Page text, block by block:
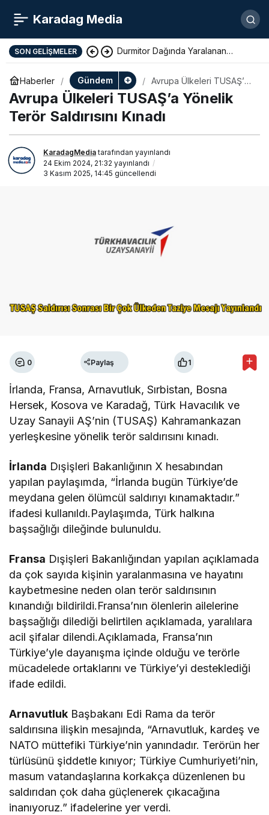
Karadag Media
SON GELIŞMELER Durmitor Dağında Yaralanan
Yunan Turist Başarıyla Kurtarıldı
Haberler Gündem
Avrupa Ülkeleri TUSAŞ’a
Yönelik Terör Saldırısını
Kınadı
Avrupa Ülkeleri TUSAŞ’a Yönelik
Terör Saldırısını Kınadı
KaradagMediatarafından yayınlandı
24 Ekim 2024, 21:32 yayınlandı
3 Kasım 2025, 14:45 güncellendi
0 Paylaş 1
İrlanda, Fransa, Arnavutluk, Sırbistan, Bosna
Hersek, Kosova ve Karadağ, Türk Havacılık ve
Uzay Sanayii AŞ’nin (TUSAŞ) Kahramankazan
yerleşkesine yönelik terör saldırısını kınadı.
İrlanda Dışişleri Bakanlığının X hesabından
yapılan paylaşımda, “İrlanda bugün Türkiye’de
meydana gelen ölümcül saldırıyı kınamaktadır.”
ifadesi kullanıldı.Paylaşımda, Türk halkına
başsağlığı dileğinde bulunuldu.
Fransa Dışişleri Bakanlığından yapılan açıklamada
da çok sayıda kişinin yaralanmasına ve hayatını
kaybetmesine neden olan terör saldırısının
kınandığı bildirildi.Fransa’nın ölenlerin ailelerine
başsağlığı dilediği belirtilen açıklamada, yaralılara
acil şifalar dilendi.Açıklamada, Fransa’nın
Türkiye’yle dayanışma içinde olduğu ve terörle
mücadelede ortaklarını ve Türkiye’yi desteklediği
ifade edildi.
Arnavutluk Başbakanı Edi Rama da terör
saldırısına ilişkin mesajında, “Arnavutluk, kardeş ve
NATO müttefiki Türkiye’nin yanındadır. Terörün her
türlüsünü şiddetle kınıyor; Türkiye Cumhuriyeti’nin,
masum vatandaşlarına korkakça düzenlenen bu
saldırıdan çok daha güçlenerek çıkacağına
inanıyoruz.” ifadelerine yer verdi.